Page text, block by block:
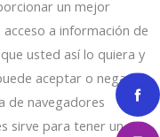
un mejor
a información de
usted así lo quiera y
aceptar o negar el
de navegadores
sirve para tener un